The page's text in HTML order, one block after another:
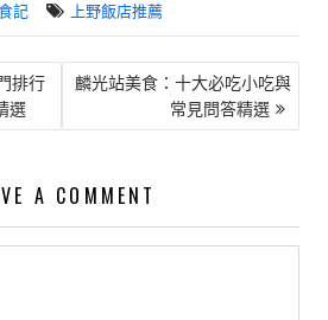
記 上野飯店推薦
排行
選
麟光站美食：十大必吃小吃與
常見問答精選
A COMMENT